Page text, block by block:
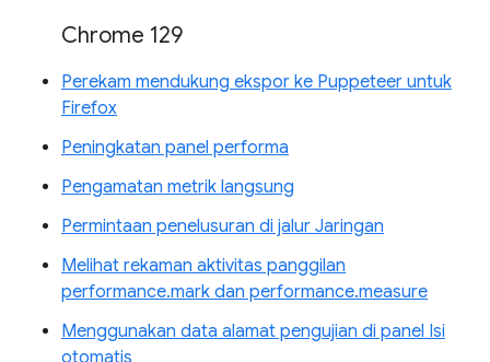
Chrome 129
Perekam mendukung ekspor ke Puppeteer untuk
Firefox
Peningkatan panel performa
Pengamatan metrik langsung
Permintaan penelusuran di jalur Jaringan
Melihat rekaman aktivitas panggilan
performance.mark dan performance.measure
Menggunakan data alamat pengujian di panel Isi